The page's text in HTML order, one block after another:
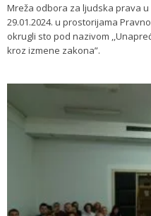
Mreža odbora za ljudska prava u
29.01.2024. u prostorijama
okrugli sto pod nazivom
kroz izmene zakona”.